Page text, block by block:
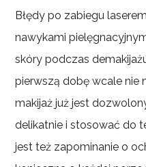
Błędy po zabiegu
nawykami
skóry podczas
pierwszą dobę wcale nie
makijaż już jest
delikatnie i stosować do
jest też zapominanie o